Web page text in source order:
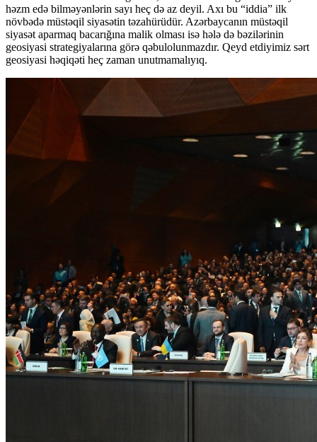
həzm edə bilməyənlərin sayı heç də az deyil. Axı bu “iddia” ilk
növbədə müstəqil siyasətin təzahürüdür. Azərbaycanın müstəqil
siyasət aparmaq bacarığına malik olması isə hələ də bəzilərinin
geosiyasi strategiyalarına görə qəbulolunmazdır. Qeyd etdiyimiz sərt
geosiyasi həqiqəti heç zaman unutmamalıyıq.